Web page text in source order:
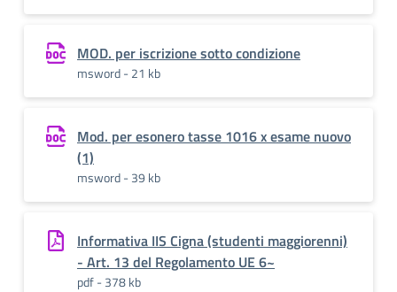
MOD. per iscrizione sotto condizione
msword - 21 kb
Mod. per esonero tasse 1016 x esame nuovo
(1)
msword - 39 kb
Informativa IIS Cigna (studenti maggiorenni)
- Art. 13 del Regolamento UE 6~
pdf - 378 kb